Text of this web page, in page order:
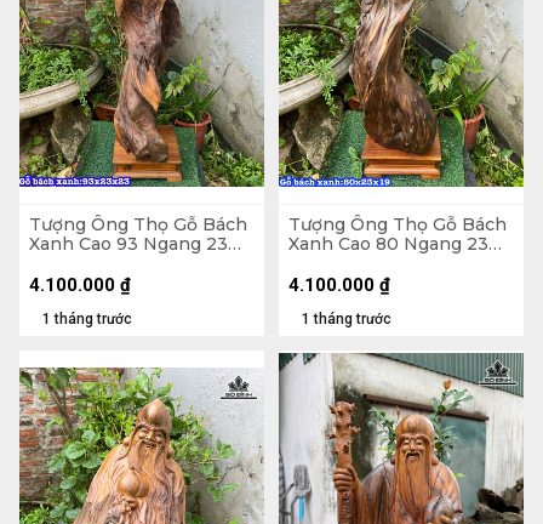
Tượng Ông Thọ Gỗ Bách
Xanh Cao 93 Ngang 23
1 tháng trước
4.100.000 ₫
Tượng Ông Thọ Gỗ Bách
Xanh Cao 80 Ngang 23
1 tháng trước
4.100.000 ₫